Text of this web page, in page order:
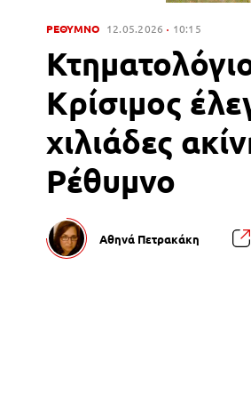
ΡΕΘΥΜΝΟ 12.05.2026 10:15
Κρίσιμος
χιλιάδες
Ρέθυμνο
Αθηνά Πετρακάκη